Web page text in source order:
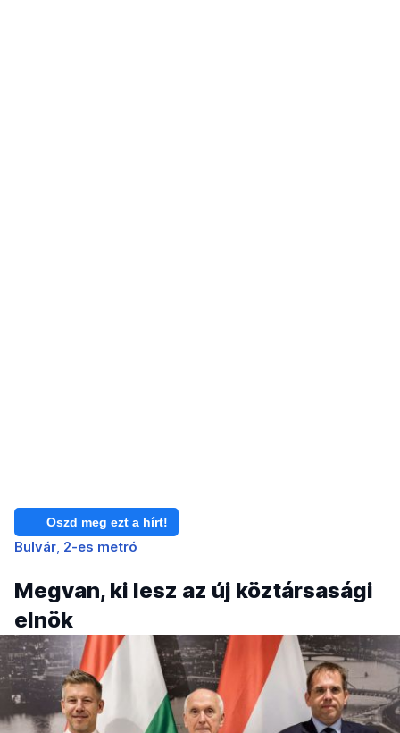
Oszd meg ezt a hírt!
Bulvár 2-es metró
Megvan, ki lesz az új köztársasági
elnök